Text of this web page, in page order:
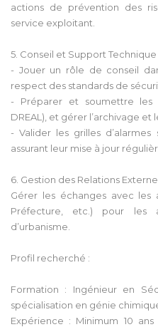
actions de prévention des
service exploitant.
5. Conseil et Support Technique
- Jouer un rôle de conseil
respect des standards de
- Préparer et soumettre les
DREAL), et gérer l’archivage et
- Valider les grilles
assurant leur mise à jour
6. Gestion des Relations
Gérer les échanges avec les
Préfecture, etc.) pour les
d’urbanisme.
Profil recherché :
Formation : Ingénieur en
spécialisation en génie
Expérience : Minimum 10